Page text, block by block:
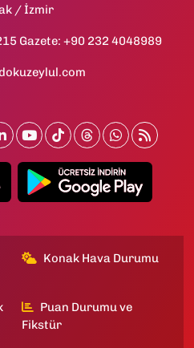
/ İzmir
Gazete: +90 232 4048989
Konak Hava Durumu
Puan Durumu ve
Fikstür